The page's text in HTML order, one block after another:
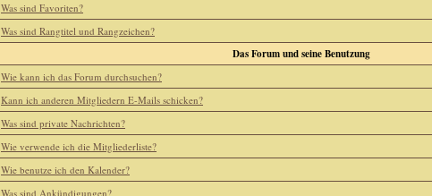
Was sind Favoriten?
Was sind Rangtitel und Rangzeichen?
Das Forum und seine Benutzung
Wie kann ich das Forum durchsuchen?
Kann ich anderen Mitgliedern E-Mails schicken?
Was sind private Nachrichten?
Wie verwende ich die Mitgliederliste?
Wie benutze ich den Kalender?
Was sind Ankündigungen?